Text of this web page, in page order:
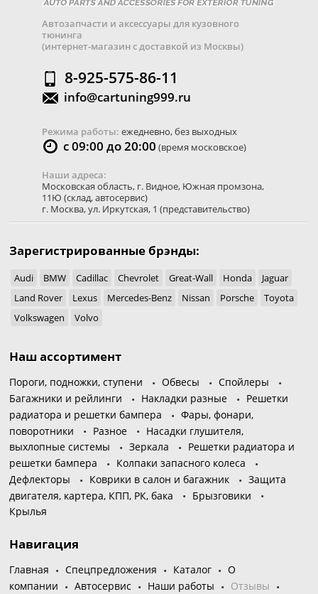
Автозапчасти и аксессуары для кузовного
тюнинга
(интернет-магазин с доставкой из Москвы)
8-925-575-86-11
info@cartuning999.ru
Режима работы: ежедневно, без выходных
с 09:00 до 20:00 (время московское)
Наши адреса:
Московская область, г. Видное, Южная промзона,
11Ю (склад, автосервис)
г. Москва,ул. Иркутская, 1 (представительство)
Зарегистрированные брэнды:
Audi BMW Cadillac Chevrolet Great-Wall Honda
Jaguar
Land Rover
Lexus Mercedes-Benz Nissan Porsche
Toyota
Volkswagen
Volvo
Наш ассортимент
Пороги, подножки, ступени Обвесы
Спойлеры
Багажники и рейлинги
Накладки разные
Решетки
радиатора и решетки бампера
Фары, фонари,
поворотники
Разное
Насадки глушителя,
выхлопные системы
Зеркала
Решетки радиатора и
решетки бампера
Колпаки запасного колеса
Дефлекторы
Коврики в салон и багажник
Защита
двигателя, картера, КПП, РК, бака
Брызговики
Крылья
Навигация
Главная Спецпредложения Каталог
О
компании
Автосервис Наши работы
Отзывы